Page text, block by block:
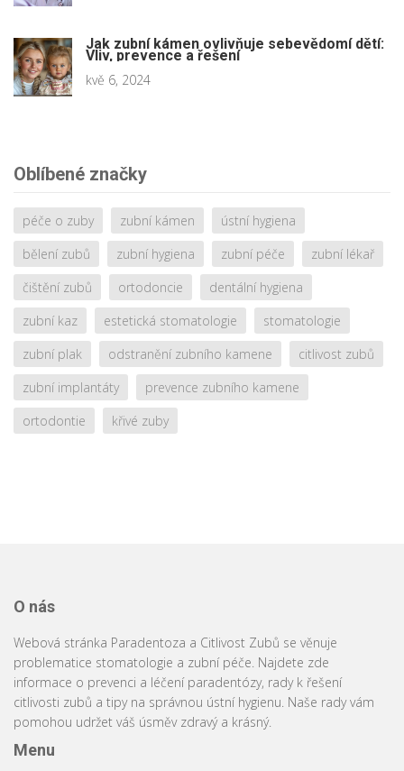
Jak zubní kámen ovlivňuje sebevědomí dětí:
Vliv, prevence a řešení
kvě 6, 2024
Oblíbené značky
péče o zuby zubní kámen
ústní hygiena
bělení zubů
zubní hygiena zubní péče
zubní lékař
čištění zubů
ortodoncie
dentální hygiena
zubní kaz
estetická stomatologie
stomatologie
zubní plak
odstranění zubního kamene
citlivost zubů
zubní implantáty
prevence zubního kamene
ortodontie
křivé zuby
O nás
Webová stránka Paradentoza a Citlivost Zubů se věnuje
problematice stomatologie a zubní péče. Najdete zde
informace o prevenci a léčení paradentózy, rady k řešení
citlivosti zubů a tipy na správnou ústní hygienu. Naše rady vám
pomohou udržet váš úsměv zdravý a krásný.
Menu